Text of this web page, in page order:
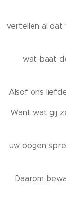
vertellen al dat
wat baat
Alsof ons
Want wat gij
uw oogen
Daarom